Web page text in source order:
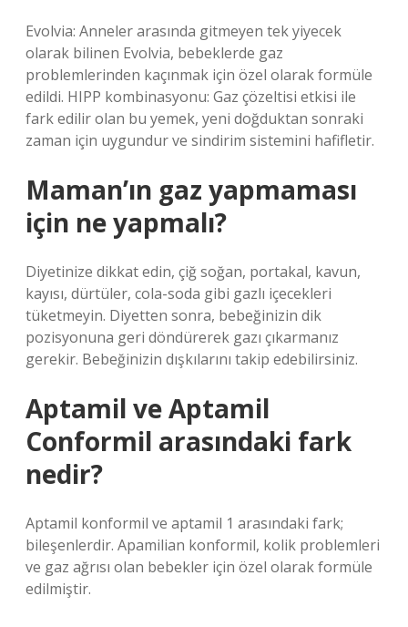
Evolvia: Anneler arasında gitmeyen tek yiyecek
olarak bilinen Evolvia, bebeklerde gaz
problemlerinden kaçınmak için özel olarak formüle
edildi. HIPP kombinasyonu: Gaz çözeltisi etkisi ile
fark edilir olan bu yemek, yeni doğduktan sonraki
zaman için uygundur ve sindirim sistemini hafifletir.
Maman’ın gaz yapmaması
için ne yapmalı?
Diyetinize dikkat edin, çiğ soğan, portakal, kavun,
kayısı, dürtüler, cola-soda gibi gazlı içecekleri
tüketmeyin. Diyetten sonra, bebeğinizin dik
pozisyonuna geri döndürerek gazı çıkarmanız
gerekir. Bebeğinizin dışkılarını takip edebilirsiniz.
Aptamil ve Aptamil
Conformil arasındaki fark
nedir?
Aptamil konformil ve aptamil 1 arasındaki fark;
bileşenlerdir. Apamilian konformil, kolik problemleri
ve gaz ağrısı olan bebekler için özel olarak formüle
edilmiştir.